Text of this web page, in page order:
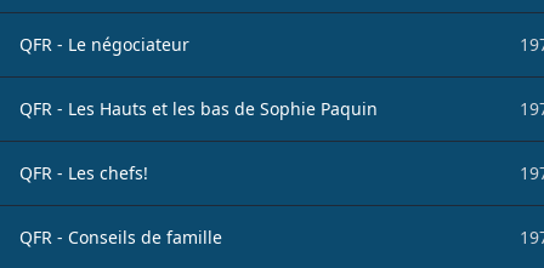
QFR - Le négociateur
QFR - Les Hauts et les bas de Sophie Paquin
QFR - Les chefs!
QFR - Conseils de famille